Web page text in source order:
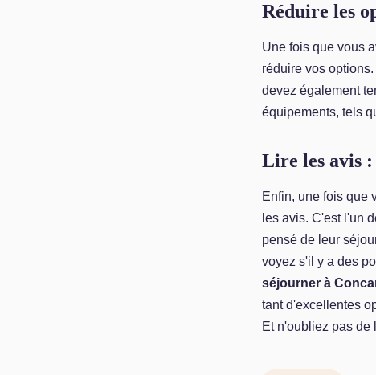
Réduire les
Une fois que vous
réduire vos
devez également
équipements, tels
Lire les avis :
Enfin, une fois que
les avis. C'est l'un
pensé de leur
voyez s'il y a des
séjourner à
tant d'excellentes
Et n'oubliez pas de